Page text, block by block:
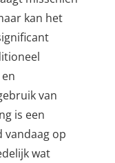
kan het
van
is een
vandaag op
wat